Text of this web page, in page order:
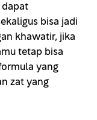
bisa jadi
khawatir, jika
tetap bisa
yang
zat yang